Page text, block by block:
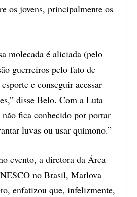
os jovens, principalmente os
molecada é aliciada (pelo
guerreiros pelo fato de
e conseguir acessar
disse Belo. Com a Luta
fica conhecido por portar
luvas ou usar quimono.”
evento, a diretora da Área
no Brasil, Marlova
enfatizou que, infelizmente,